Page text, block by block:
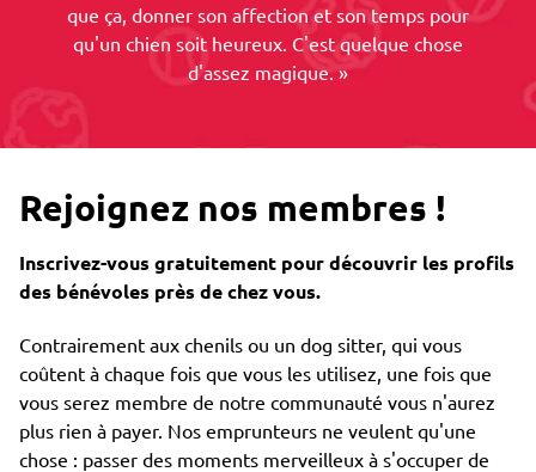
que ça, donner son affection et son temps pour
qu'un chien soit heureux. C'est quelque chose
d'assez magique. »
Rejoignez nos membres !
Inscrivez-vous gratuitement pour découvrir les profils
des bénévoles près de chez vous.
Contrairement aux chenils ou un dog sitter, qui vous
coûtent à chaque fois que vous les utilisez, une fois que
vous serez membre de notre communauté vous n'aurez
plus rien à payer. Nos emprunteurs ne veulent qu'une
chose : passer des moments merveilleux à s'occuper de